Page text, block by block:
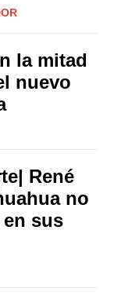
la mitad
nuevo
René
no
sus